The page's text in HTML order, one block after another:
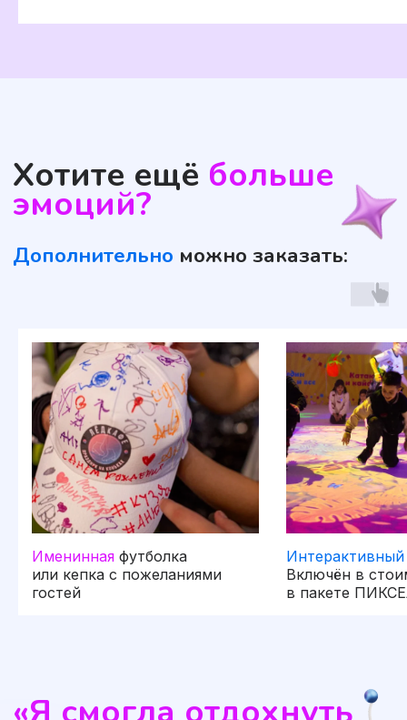
Именинная футболка
или кепка с пожеланиями
гостей
Включён в
в пакете